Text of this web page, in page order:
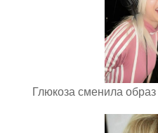
Глюкоза сменила